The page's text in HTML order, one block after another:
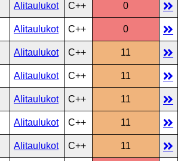
Alitaulukot C++
0
Alitaulukot C++
0
Alitaulukot C++
11
Alitaulukot C++
11
Alitaulukot C++
11
Alitaulukot C++
11
Alitaulukot C++
11